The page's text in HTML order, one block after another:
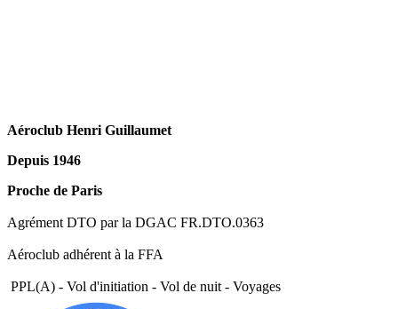
Aéroclub Henri Guillaumet
Depuis 1946
Proche de Paris
Agrément DTO par la DGAC FR.DTO.0363
Aéroclub adhérent à la FFA
PPL(A) - Vol d'initiation - Vol de nuit - Voyages